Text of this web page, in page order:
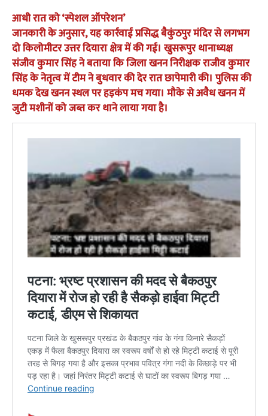
​आधी रात को ‘स्पेशल ऑपरेशन’
​जानकारी के अनुसार, यह कार्रवाई प्रसिद्ध बैकुंठपुर मंदिर से लगभग
दो किलोमीटर उत्तर दियारा क्षेत्र में की गई। खुसरूपुर थानाध्यक्ष
संजीव कुमार सिंह ने बताया कि जिला खनन निरीक्षक राजीव कुमार
सिंह के नेतृत्व में टीम ने बुधवार की देर रात छापेमारी की। पुलिस की
धमक देख खनन स्थल पर हड़कंप मच गया। मौके से अवैध खनन में
जुटी मशीनों को जब्त कर थाने लाया गया है।